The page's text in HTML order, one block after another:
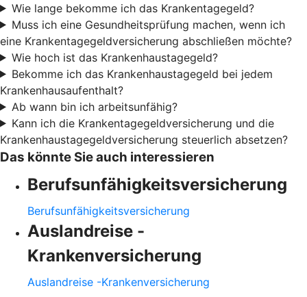
Wie lange bekomme ich das Krankentagegeld?
Muss ich eine Gesundheitsprüfung machen, wenn ich
eine Krankentagegeldversicherung abschließen möchte?
Wie hoch ist das Krankenhaustagegeld?
Bekomme ich das Krankenhaustagegeld bei jedem
Krankenhausaufenthalt?
Ab wann bin ich arbeitsunfähig?
Kann ich die Krankentagegeldversicherung und die
Krankenhaustagegeldversicherung steuerlich absetzen?
Das könnte Sie auch interessieren
Berufsunfähigkeitsversicherung
Berufsunfähigkeitsversicherung
Auslandreise -
Krankenversicherung
Auslandreise -Krankenversicherung